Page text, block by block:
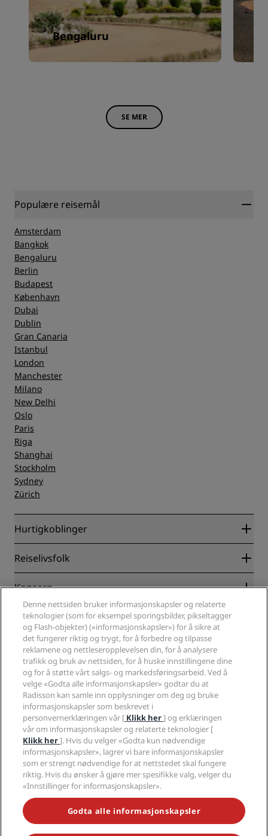
Bengaluru
SE MER
Populære reisemål
Amsterdam
Bangkok
Bengaluru
Berlin
Budapest
København
Dubai
Dublin
Gran Canaria
Istanbul
London
Manchester
Milano
New Delhi
Oslo
Paris
Riga
Shanghai
Stockholm
Sydney
Zürich
Hurtigkoblinger
Radisson Rewards
Blog
Nye hoteller og hoteller under utvikling
Radisson Hotels APP
Sportsgodkjente hoteller
Familievennlige hoteller
Helse og sikkerhet
Reiselivsfolk
Partnere
Konsern
Radisson Hotel Group
Presse
Jobb i RHG
Jobb i PPHE
Karriere EHL
The Club by RHG
Utviklingsmuligheter
Ansvarlig virksomhet
Innkjøp
Juridisk
Personvernsenter
Juridisk informasjon
Vilkår og betingelser for Radisson Rewards
Avtale om nettstedsbruk
Digital tilgjengelighet
Erklæring om moderne slaveri
Redegjørelse om våre aktsomhetsvuderinger
Hjelp
Forbrukervarsler
Kontakt
VANLIGE SPØRSMÅL
Sidekart
Sosiale medier
Radisson Hotels-merker
GÅ ALDRI GLIPP AV DE MEST POPULÆRE TILBUDENE VÅRE
Denne nettsiden bruker informasjonskapsler og relaterte
teknologier (som for eksempel sporingsbilder, pikseltagger
og Flash-objekter) («informasjonskapsler») for å sikre at
det fungerer riktig og trygt, for å forbedre og tilpasse
reklamene og nettleseropplevelsen din, for å analysere
trafikk og bruk av nettsiden, for å huske innstillingene dine
og for å støtte vårt salgs- og markedsføringsarbeid. Ved å
velge «Godta alle informasjonskapsler» godtar du at
Radisson kan samle inn opplysninger om deg og bruke
informasjonskapsler som beskrevet i
personvernerklæringen vår [ Klikk her] og erklæringen
vår om informasjonskapsler og relaterte teknologier [
Klikk her]. Hvis du velger «Godta kun nødvendige
informasjonskapsler», lagrer vi bare informasjonskapsler
som er strengt nødvendige for at nettstedet skal fungere
riktig. Hvis du ønsker å gjøre mer spesifikke valg, velger du
«Innstillinger for informasjonskapsler».
Godta alle informasjonskapsler